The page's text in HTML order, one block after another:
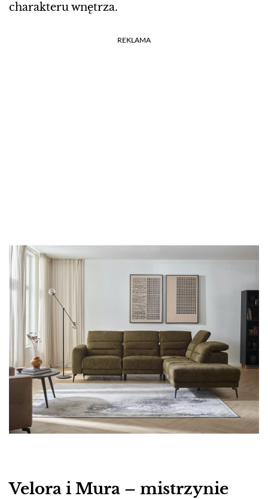
charakteru wnętrza.
REKLAMA
Velora i Mura – mistrzynie